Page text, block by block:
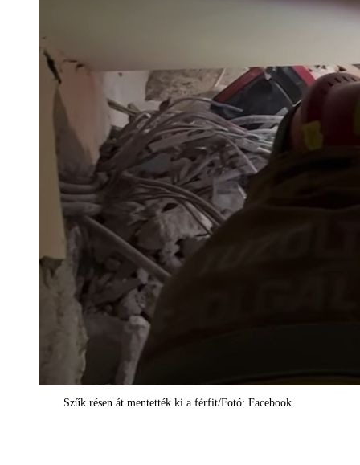
Szűk résen át mentették ki a férfit/Fotó: Facebook